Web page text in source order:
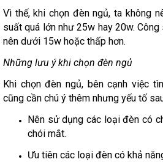
Vì thế, khi chọn đèn ngủ, ta không
suất quá lớn như 25w hay 20w. Công
nên dưới 15w hoặc thấp hơn.
Những lưu ý khi chọn đèn ngủ
Khi chọn đèn ngủ, bên cạnh việc
cũng cần chú ý thêm nhưng yếu tố
Nên sử dụng các loại đèn có
chói mắt.
Ưu tiên các loại đèn có khả